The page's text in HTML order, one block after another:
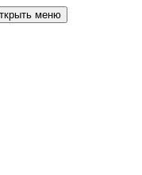
меню